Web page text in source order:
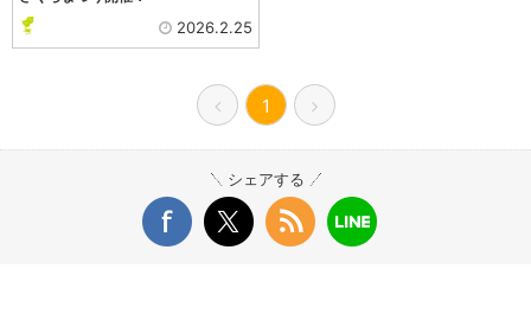
2026.2.25
1
シェアする